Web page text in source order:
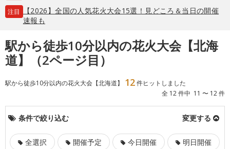
注目
【2026】全国の人気花火大会15選！見どころ＆当日の開催
速報も
駅から徒歩10分以内の花火大会【北海
道】（2ページ目）
駅から徒歩10分以内の花火大会【北海道】 12件ヒットしました
全 12 件中 11 〜 12 件
条件で絞り込む 変更する
全選択 開催予定 今日開催
明日開催